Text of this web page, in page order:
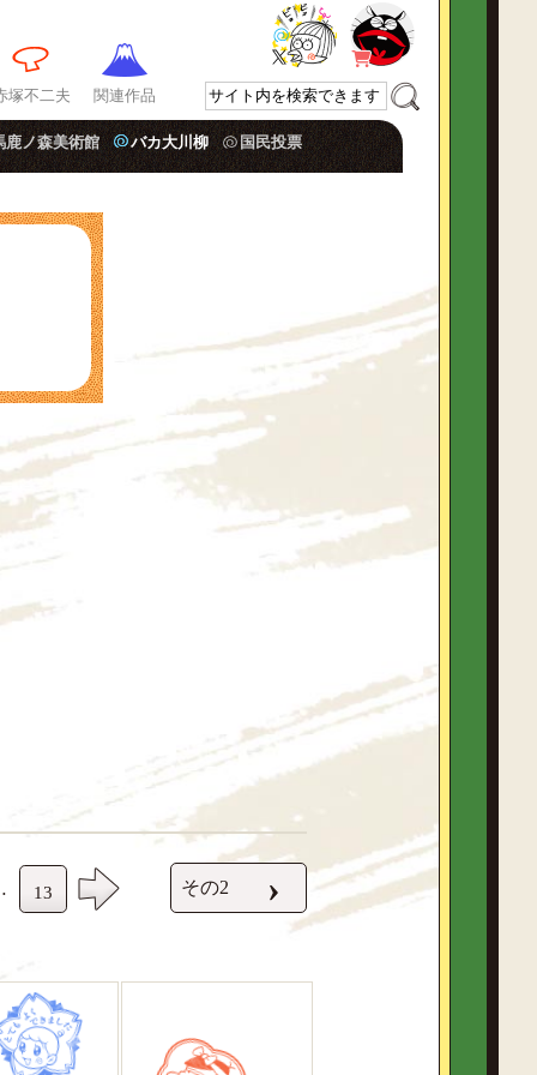
塚不二夫 関連作品
鹿ノ森美術館 バカ大川柳 国民投票
13 その2 ›